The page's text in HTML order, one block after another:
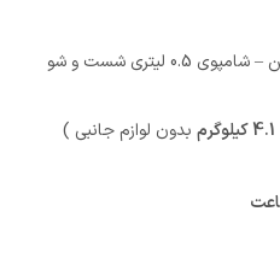
اسپری پودر شست و شوی ماشین – شامپوی 0.5 لیتری شست و شو
4.1 کیلوگرم
بدون لوازم جانبی )